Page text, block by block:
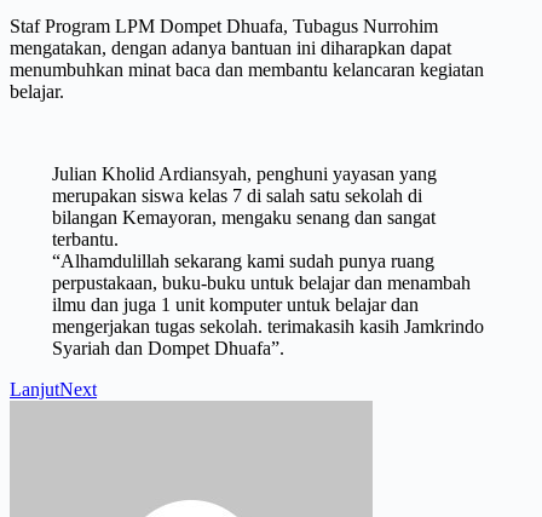
Staf Program LPM Dompet Dhuafa, Tubagus Nurrohim
mengatakan, dengan adanya bantuan ini diharapkan dapat
menumbuhkan minat baca dan membantu kelancaran kegiatan
belajar.
Julian Kholid Ardiansyah, penghuni yayasan yang
merupakan siswa kelas 7 di salah satu sekolah di
bilangan Kemayoran, mengaku senang dan sangat
terbantu.
“Alhamdulillah sekarang kami sudah punya ruang
perpustakaan, buku-buku untuk belajar dan menambah
ilmu dan juga 1 unit komputer untuk belajar dan
mengerjakan tugas sekolah. terimakasih kasih Jamkrindo
Syariah dan Dompet Dhuafa”.
LanjutNext